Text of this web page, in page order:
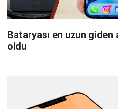
Bataryası en uzun giden
oldu